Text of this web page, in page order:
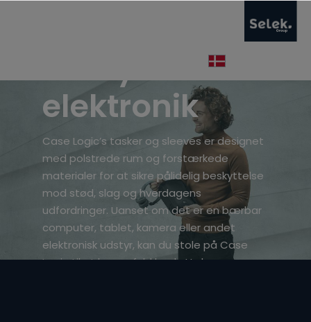
Beskyt din
elektronik
Case Logic’s tasker og sleeves er designet
med polstrede rum og forstærkede
materialer for at sikre pålidelig beskyttelse
mod stød, slag og hverdagens
udfordringer. Uanset om det er en bærbar
computer, tablet, kamera eller andet
elektronisk udstyr, kan du stole på Case
Logic til at levere fuld beskyttelse.